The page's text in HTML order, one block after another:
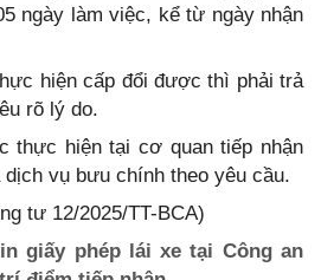
ngày làm việc, kể từ ngày nhận
hiện cấp đổi được thì phải trả
rõ lý do.
thực hiện tại cơ quan tiếp nhận
vụ bưu chính theo yêu cầu.
tư 12/2025/TT-BCA)
giấy phép lái xe tại Công an